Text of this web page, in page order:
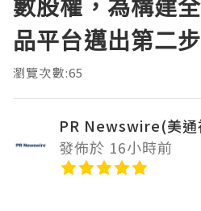
品平台邁出第二步
瀏覽次數:65
PR Newswire(美通
發佈於 16小時前